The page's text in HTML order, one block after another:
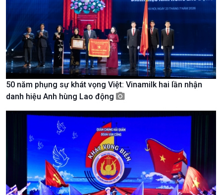
Thời sự 12h
Thời sự 18h
Thời sự 21h30
Bản tin
Chuyên mục
Theo dòng Thời sự
50 năm phụng sự khát vọng Việt: Vinamilk hai lần nhận
danh hiệu Anh hùng Lao động